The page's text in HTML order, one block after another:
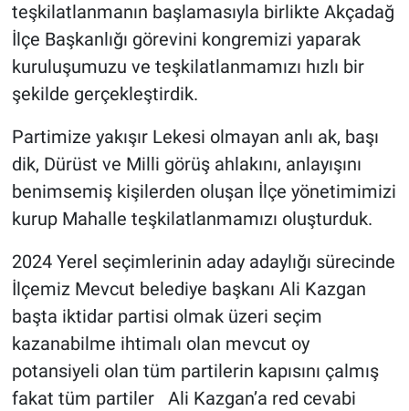
teşkilatlanmanın başlamasıyla birlikte Akçadağ
İlçe Başkanlığı görevini kongremizi yaparak
kuruluşumuzu ve teşkilatlanmamızı hızlı bir
şekilde gerçekleştirdik.
Partimize yakışır Lekesi olmayan anlı ak, başı
dik, Dürüst ve Milli görüş ahlakını, anlayışını
benimsemiş kişilerden oluşan İlçe yönetimimizi
kurup Mahalle teşkilatlanmamızı oluşturduk.
2024 Yerel seçimlerinin aday adaylığı sürecinde
İlçemiz Mevcut belediye başkanı Ali Kazgan
başta iktidar partisi olmak üzeri seçim
kazanabilme ihtimalı olan mevcut oy
potansiyeli olan tüm partilerin kapısını çalmış
fakat tüm partiler Ali Kazgan’a red cevabi